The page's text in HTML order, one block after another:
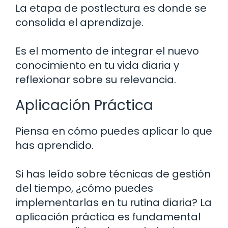
La etapa de postlectura es donde se
consolida el aprendizaje.
Es el momento de integrar el nuevo
conocimiento en tu vida diaria y
reflexionar sobre su relevancia.
Aplicación Práctica
Piensa en cómo puedes aplicar lo que
has aprendido.
Si has leído sobre técnicas de gestión
del tiempo, ¿cómo puedes
implementarlas en tu rutina diaria? La
aplicación práctica es fundamental